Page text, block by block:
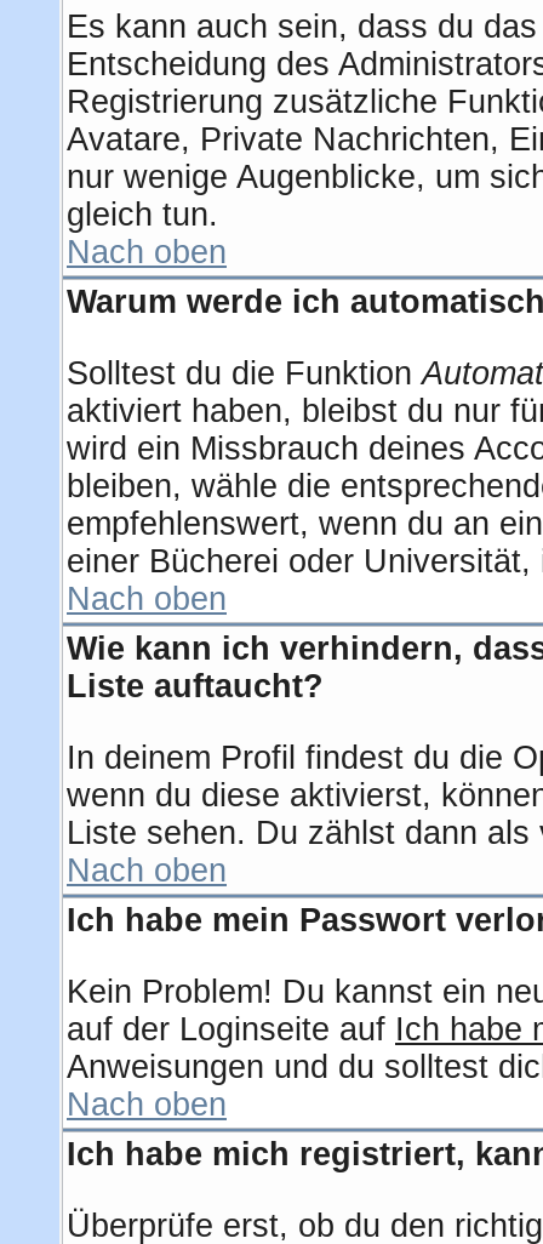
Es kann auch sein, dass du
Entscheidung des
Registrierung zusätzliche
Avatare, Private Nachrichten,
nur wenige Augenblicke, um
gleich tun.
Nach oben
Warum werde ich
Solltest du die Funktion
aktiviert haben, bleibst du nur
wird ein Missbrauch deines
bleiben, wähle die
empfehlenswert, wenn du an
einer Bücherei oder
Nach oben
Wie kann ich verhindern,
Liste auftaucht?
In deinem Profil findest du die
wenn du diese aktivierst,
Liste sehen. Du zählst dann
Nach oben
Ich habe mein Passwort
Kein Problem! Du kannst ein
auf der Loginseite auf Ich habe
Anweisungen und du solltest
Nach oben
Ich habe mich registriert,
Überprüfe erst, ob du den